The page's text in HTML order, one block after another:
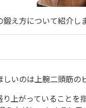
え方について紹介しま
いのは上腕二頭筋の
上がっていることを